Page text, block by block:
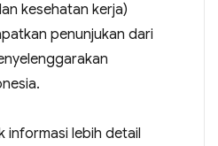
kesehatan kerja)
penunjukan dari
informasi lebih detail